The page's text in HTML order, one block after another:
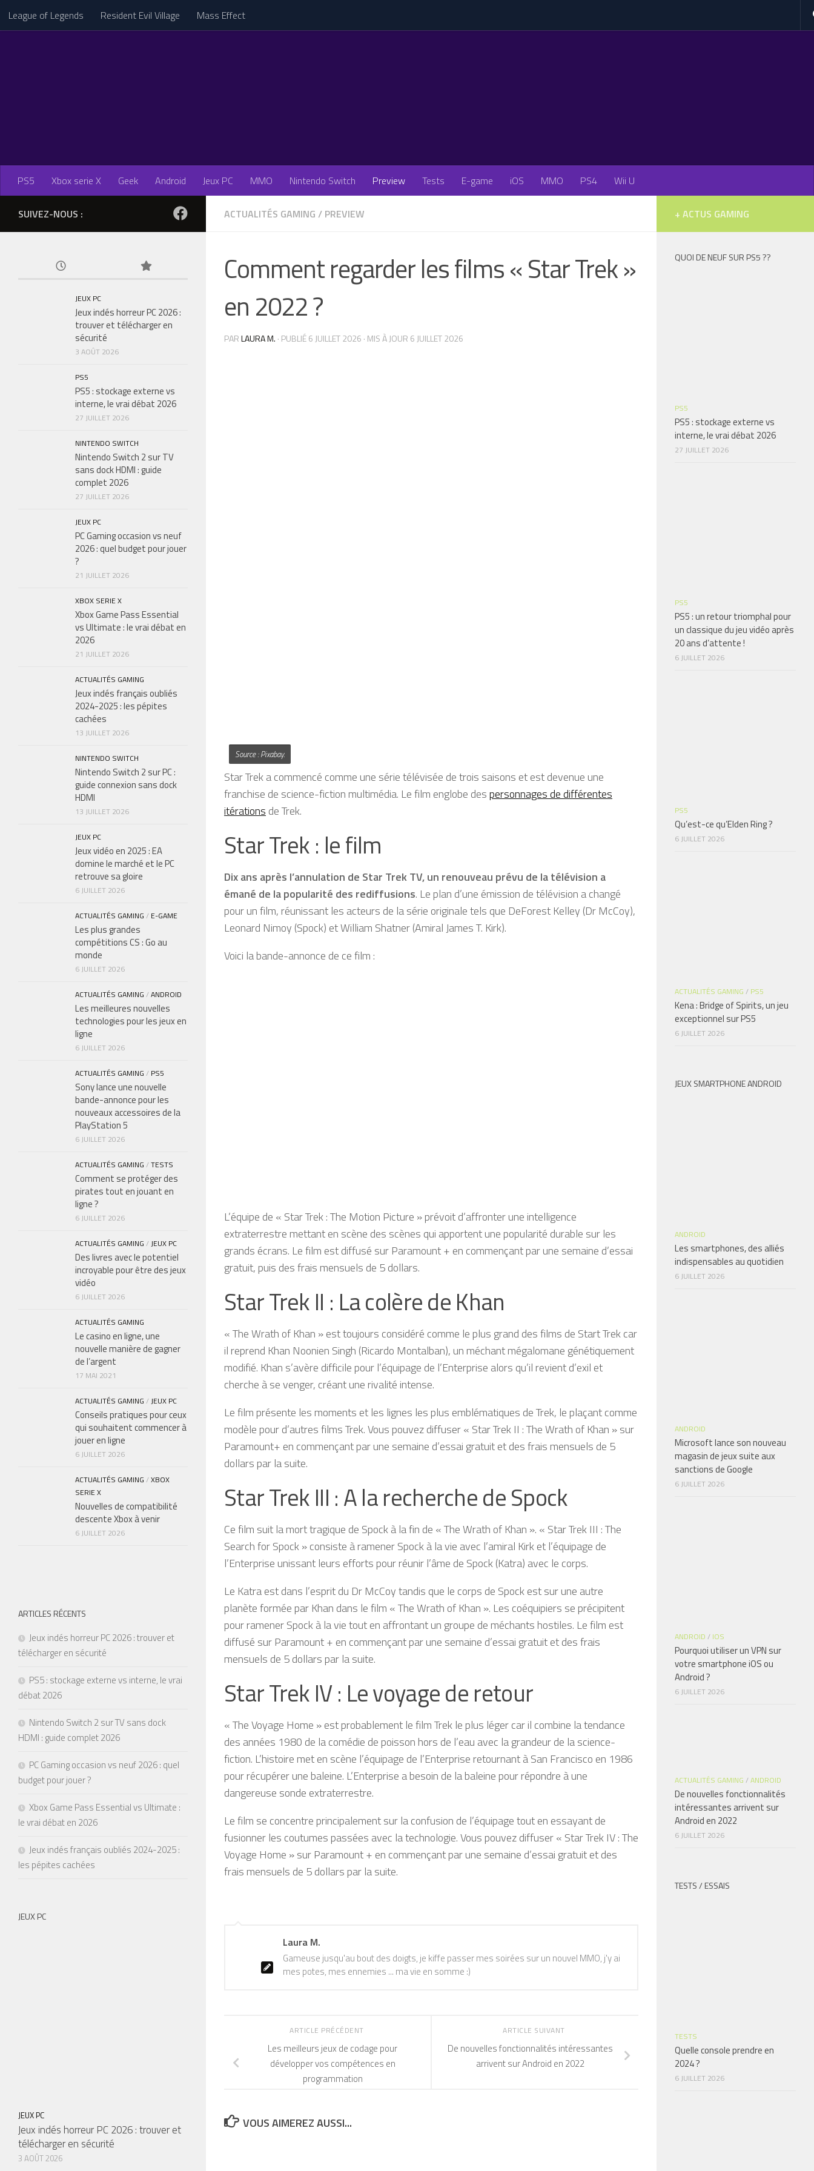
Skip to content
League of Legends Resident Evil Village Mass Effect
PS5 Xbox serie X Geek Android Jeux PC MMO Nintendo Switch Preview Tests E-game iOS MMO PS4 Wii U
ACTUALITÉS GAMING / PREVIEW
Comment regarder les films « Star Trek »
en 2022 ?
PARLAURA M. · PUBLIÉ6 JUILLET 2026 · MIS À JOUR 6 JUILLET 2026
Source : Pixabay.
Star Trek a commencé comme une série télévisée de trois saisons et est devenue une
franchise de science-fiction multimédia. Le film englobe despersonnages de différentes
itérations de Trek.
Star Trek : le film
Dix ans après l’annulation de Star Trek TV, un renouveau prévu de la télévision a
émané de la popularité des rediffusions. Le plan d’une émission de télévision a changé
pour un film, réunissant les acteurs de la série originale tels que DeForest Kelley (Dr McCoy),
Leonard Nimoy (Spock) et William Shatner (Amiral James T. Kirk).
Voici la bande-annonce de ce film :
L’équipe de « Star Trek : The Motion Picture » prévoit d’affronter une intelligence
extraterrestre mettant en scène des scènes qui apportent une popularité durable sur les
grands écrans. Le film est diffusé sur Paramount + en commençant par une semaine d’essai
gratuit, puis des frais mensuels de 5 dollars.
Star Trek II : La colère de Khan
« The Wrath of Khan » est toujours considéré comme le plus grand des films de Start Trek car
il reprend Khan Noonien Singh (Ricardo Montalban), un méchant mégalomane génétiquement
modifié. Khan s’avère difficile pour l’équipage de l’Enterprise alors qu’il revient d’exil et
cherche à se venger, créant une rivalité intense.
Le film présente les moments et les lignes les plus emblématiques de Trek, le plaçant comme
modèle pour d’autres films Trek. Vous pouvez diffuser « Star Trek II : The Wrath of Khan » sur
Paramount+ en commençant par une semaine d’essai gratuit et des frais mensuels de 5
dollars par la suite.
Star Trek III : A la recherche de Spock
Ce film suit la mort tragique de Spock à la fin de « The Wrath of Khan ». « Star Trek III : The
Search for Spock » consiste à ramener Spock à la vie avec l’amiral Kirk et l’équipage de
l’Enterprise unissant leurs efforts pour réunir l’âme de Spock (Katra) avec le corps.
Le Katra est dans l’esprit du Dr McCoy tandis que le corps de Spock est sur une autre
planète formée par Khan dans le film « The Wrath of Khan ». Les coéquipiers se précipitent
pour ramener Spock à la vie tout en affrontant un groupe de méchants hostiles. Le film est
diffusé sur Paramount + en commençant par une semaine d’essai gratuit et des frais
mensuels de 5 dollars par la suite.
Star Trek IV : Le voyage de retour
« The Voyage Home » est probablement le film Trek le plus léger car il combine la tendance
des années 1980 de la comédie de poisson hors de l’eau avec la grandeur de la science-
fiction. L’histoire met en scène l’équipage de l’Enterprise retournant à San Francisco en 1986
pour récupérer une baleine. L’Enterprise a besoin de la baleine pour répondre à une
dangereuse sonde extraterrestre.
Le film se concentre principalement sur la confusion de l’équipage tout en essayant de
fusionner les coutumes passées avec la technologie. Vous pouvez diffuser « Star Trek IV : The
Voyage Home » sur Paramount + en commençant par une semaine d’essai gratuit et des
frais mensuels de 5 dollars par la suite.
Laura M.
Gameuse jusqu'au bout des doigts, je kiffe passer mes soirées sur un nouvel MMO, j'y ai
mes potes, mes ennemies ... ma vie en somme :)
ARTICLE SUIVANT
De nouvelles fonctionnalités intéressantes
arrivent sur Android en 2022
ARTICLE PRÉCÉDENT
Les meilleurs jeux de codage pour
développer vos compétences en
programmation
VOUS AIMEREZ AUSSI...
SUIVEZ-NOUS :
JEUX PC
Jeux indés horreur PC 2026 :
trouver et télécharger en
sécurité
3 AOÛT 2026
PS5
PS5 : stockage externe vs
interne, le vrai débat 2026
27 JUILLET 2026
NINTENDO SWITCH
Nintendo Switch 2 sur TV
sans dock HDMI : guide
complet 2026
27 JUILLET 2026
JEUX PC
PC Gaming occasion vs neuf
2026 : quel budget pour jouer
?
21 JUILLET 2026
XBOX SERIE X
Xbox Game Pass Essential
vs Ultimate : le vrai débat en
2026
21 JUILLET 2026
ACTUALITÉS GAMING
Jeux indés français oubliés
2024-2025 : les pépites
cachées
13 JUILLET 2026
NINTENDO SWITCH
Nintendo Switch 2 sur PC :
guide connexion sans dock
HDMI
13 JUILLET 2026
JEUX PC
Jeux vidéo en 2025 : EA
domine le marché et le PC
retrouve sa gloire
6 JUILLET 2026
ACTUALITÉS GAMING / E-GAME
Les plus grandes
compétitions CS : Go au
monde
6 JUILLET 2026
ACTUALITÉS GAMING /ANDROID
Les meilleures nouvelles
technologies pour les jeux en
ligne
6 JUILLET 2026
ACTUALITÉS GAMING / PS5
Sony lance une nouvelle
bande-annonce pour les
nouveaux accessoires de la
PlayStation 5
6 JUILLET 2026
ACTUALITÉS GAMING /TESTS
Comment se protéger des
pirates tout en jouant en
ligne ?
6 JUILLET 2026
ACTUALITÉS GAMING /JEUX PC
Des livres avec le potentiel
incroyable pour être des jeux
vidéo
6 JUILLET 2026
ACTUALITÉS GAMING
Le casino en ligne, une
nouvelle manière de gagner
de l’argent
17 MAI 2021
ACTUALITÉS GAMING /JEUX PC
Conseils pratiques pour ceux
qui souhaitent commencer à
jouer en ligne
6 JUILLET 2026
ACTUALITÉS GAMING /XBOX
SERIE X
Nouvelles de compatibilité
descente Xbox à venir
6 JUILLET 2026
ARTICLES RÉCENTS
Jeux indés horreur PC 2026 : trouver et
télécharger en sécurité
PS5 : stockage externe vs interne, le vrai
débat 2026
Nintendo Switch 2 sur TV sans dock
HDMI : guide complet 2026
PC Gaming occasion vs neuf 2026 : quel
budget pour jouer ?
Xbox Game Pass Essential vs Ultimate :
le vrai débat en 2026
Jeux indés français oubliés 2024-2025 :
les pépites cachées
JEUX PC
JEUX PC
Jeux indés horreur PC 2026 : trouver et
télécharger en sécurité
3 AOÛT 2026
+ ACTUS GAMING
QUOI DE NEUF SUR PS5 ??
PS5
PS5 : stockage externe vs
interne, le vrai débat 2026
27 JUILLET 2026
PS5
PS5 : un retour triomphal pour
un classique du jeu vidéo après
20 ans d’attente !
6 JUILLET 2026
PS5
Qu’est-ce qu’Elden Ring ?
6 JUILLET 2026
ACTUALITÉS GAMING / PS5
Kena : Bridge of Spirits, un jeu
exceptionnel sur PS5
6 JUILLET 2026
JEUX SMARTPHONE ANDROID
ANDROID
Les smartphones, des alliés
indispensables au quotidien
6 JUILLET 2026
ANDROID
Microsoft lance son nouveau
magasin de jeux suite aux
sanctions de Google
6 JUILLET 2026
ANDROID / IOS
Pourquoi utiliser un VPN sur
votre smartphone iOS ou
Android ?
6 JUILLET 2026
ACTUALITÉS GAMING /ANDROID
De nouvelles fonctionnalités
intéressantes arrivent sur
Android en 2022
6 JUILLET 2026
TESTS / ESSAIS
TESTS
Quelle console prendre en
2024 ?
6 JUILLET 2026